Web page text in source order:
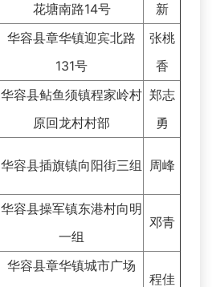
花塘南路14号 新
华容县章华镇迎宾北路
131号
张桃
香
华容县鲇鱼须镇程家岭村
原回龙村村部
郑志
勇
华容县插旗镇向阳街三组 周峰
华容县操军镇东港村向明
一组
邓青
华容县章华镇城市广场
程佳